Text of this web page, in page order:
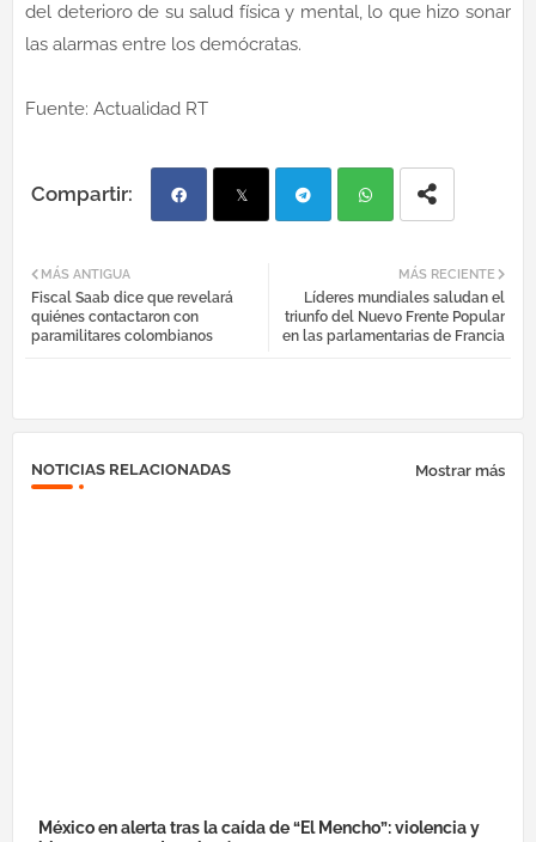
del deterioro de su salud física y mental, lo que hizo sonar
las alarmas entre los demócratas.
Fuente: Actualidad RT
ebo tter egr atsa
MÁS RECIENTE
Líderes mundiales saludan el
triunfo del Nuevo Frente Popular
en las parlamentarias de Francia
MÁS ANTIGUA
Fiscal Saab dice que revelará
quiénes contactaron con
paramilitares colombianos
NOTICIAS RELACIONADAS Mostrar más
México en alerta tras la caída de “El Mencho”: violencia y